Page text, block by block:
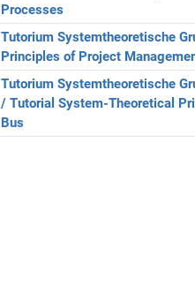
Processes
Tutorium Systemtheoretische
Principles of Project
Tutorium Systemtheoretische
/ Tutorial System-Theoretical
Bus